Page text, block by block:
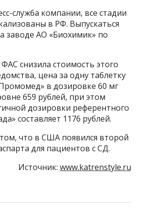
служба компании, все стадии
в РФ. Выпускаться
заводе АО «Биохимик» по
снизила стоимость этого
цена за одну таблетку
в дозировке 60 мг
659 рублей, при этом
дозировки референтного
составляет 1176 рублей.
что в США появился второй
для пациентов с СД.
Источник: www.katrenstyle.ru